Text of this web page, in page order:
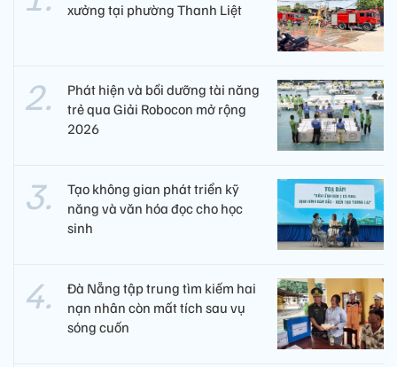
xưởng tại phường Thanh Liệt
Phát hiện và bồi dưỡng tài năng
trẻ qua Giải Robocon mở rộng
2026
Tạo không gian phát triển kỹ
năng và văn hóa đọc cho học
sinh
Đà Nẵng tập trung tìm kiếm hai
nạn nhân còn mất tích sau vụ
sóng cuốn